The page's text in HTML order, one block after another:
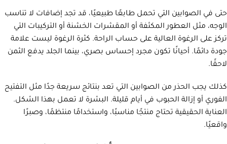
حتى في الصوابين التي تحمل طابعًا طبيعيًا، قد تجد إضافات لا تناسب
الوجه، مثل العطور المكثفة أو المقشرات الخشنة أو التركيبات التي
تركز على الرغوة العالية على حساب الراحة. كثرة الرغوة ليست علامة
جودة دائمًا. أحيانًا تكون مجرد إحساس بصري، بينما الجلد يدفع الثمن
لاحقًا.
كذلك يجب الحذر من الصوابين التي تعد بنتائج سريعة جدًا مثل التفتيح
الفوري أو إزالة الحبوب في أيام قليلة. البشرة لا تعمل بهذا الشكل.
العناية الحقيقية تحتاج منتجًا مناسبًا، واستخدامًا منتظمًا، وصبرًا
واقعيًا.